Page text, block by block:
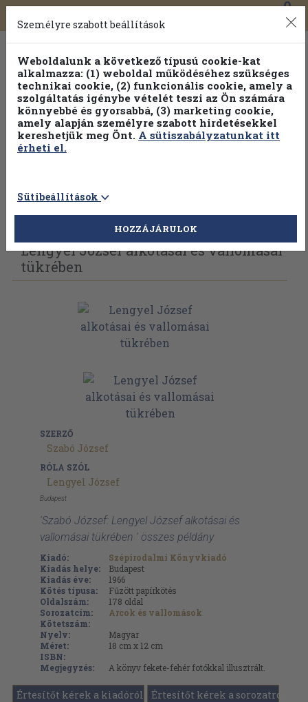
Toggle
navigation
0
Válogasson több mint 1.000.000 kiadványunk közül
100% kedvezménnyel!
Vissza az előző oldalra Válasszon példányt
Lengyel József alkotásai és vallomásai
tükrében
SZERZŐ
Szabó József
RÓLA SZÓL
Lengyel József
Budapest
'Szabó József: Lengyel József alkotásai és
vallomásai tükrében ' összes példány
Kiadó:
Szépirodalmi Könyvkiadó
Kiadás helye:
Budapest
Kiadás éve:
1966
Kötés típusa:
Fűzött papírkötés
Oldalszám:
178 oldal
Sorozatcím:
Arcok és vallomások
Kötetszám:
Nyelv:
Magyar
Méret:
18 cm x 12 cm
ISBN:
Megjegyzés:
A könyv fekete-fehér fotókkal illusztrált.
Értesítőt kérek a kiadóról Értesítőt kérek a sorozatról
Személyre szabott beállítások
Weboldalunk a következő típusú cookie-kat
alkalmazza: (1) weboldal működéséhez szükséges
technikai cookie, (2) funkcionális cookie, amely a
szolgáltatás igénybe vételét teszi az Ön számára
könnyebbé és gyorsabbá, (3) marketing cookie,
amely alapján személyre szabott hirdetésekkel
kereshetjük meg Önt. A sütiszabályzatunkat itt
érheti el.
Sütibeállítások
HOZZÁJÁRULOK